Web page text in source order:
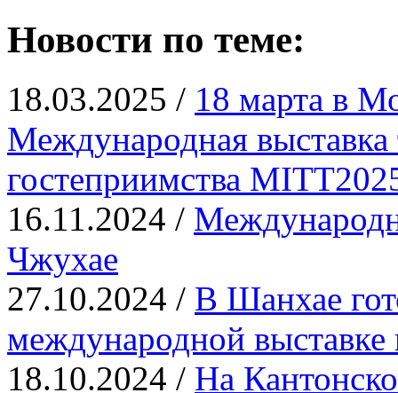
Новости по теме:
18.03.2025 / 18 марта в
Международная
гостеприимства
16.11.2024 /
Чжухае
27.10.2024 / В Шанхае
международной выставке
18.10.2024 / На